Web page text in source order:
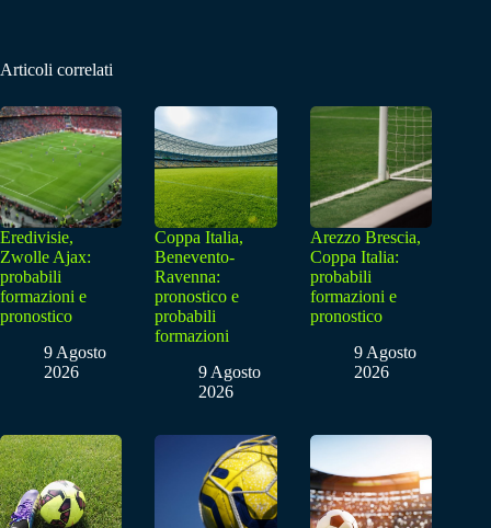
Articoli correlati
Eredivisie,
Zwolle Ajax:
probabili
formazioni e
pronostico
9 Agosto
2026
Coppa Italia,
Benevento-
Ravenna:
pronostico e
probabili
formazioni
9 Agosto
2026
Arezzo Brescia,
Coppa Italia:
probabili
formazioni e
pronostico
9 Agosto
2026